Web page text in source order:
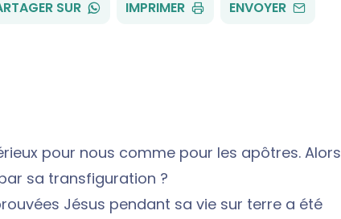
SUR WHATSAPP
IMPRIMER ENVOYER PAR
pour nous comme pour les apôtres. Alors
sa transfiguration ?
Jésus pendant sa vie sur terre a été